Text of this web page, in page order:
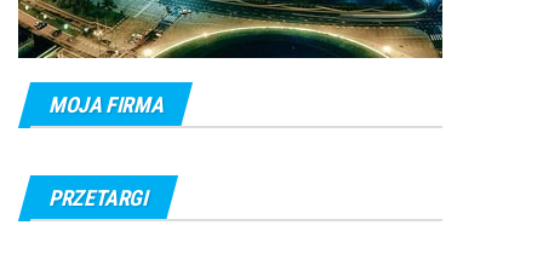
MOJA FIRMA
PRZETARGI